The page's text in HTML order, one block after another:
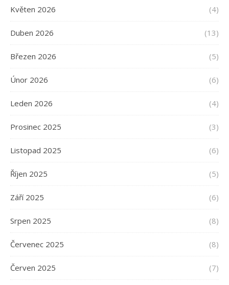
Květen 2026 (4)
Duben 2026 (13)
Březen 2026 (5)
Únor 2026 (6)
Leden 2026 (4)
Prosinec 2025 (3)
Listopad 2025 (6)
Říjen 2025 (5)
Září 2025 (6)
Srpen 2025 (8)
Červenec 2025 (8)
Červen 2025 (7)